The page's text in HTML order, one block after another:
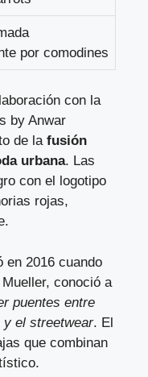
por comodines
con la
by Anwar
de la fusión
urbana. Las
con el logotipo
rojas,
en 2016 cuando
conoció a
puentes entre
y el streetwear. El
que combinan